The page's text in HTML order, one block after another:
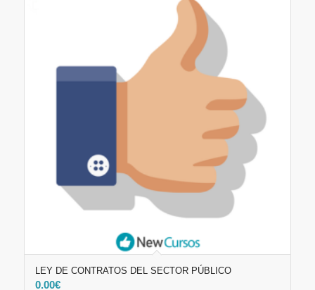
LEY DE CONTRATOS DEL SECTOR PÚBLICO
0.00€